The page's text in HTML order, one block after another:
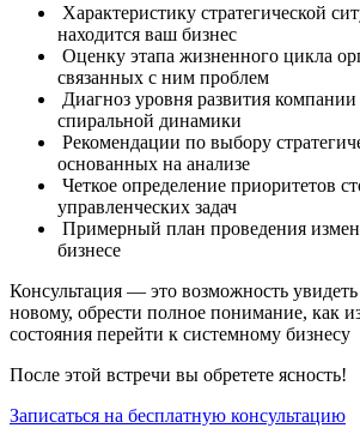
Характеристику стратегической
находится ваш бизнес
Оценку этапа жизненного цикла
связанных с ним проблем
Диагноз уровня развития
спиральной динамики
Рекомендации по выбору
основанных на анализе
Четкое определение приоритетов
управленческих задач
Примерный план проведения
бизнесе
Консультация — это возможность
новому, обрести полное понимание, как
состояния перейти к системному бизнесу
После этой встречи вы обретете ясность!
Записаться на бесплатную консультацию